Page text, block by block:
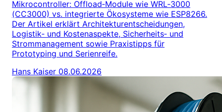
Mikrocontroller: Offload‑Module wie WRL‑3000
(CC3000) vs. integrierte Ökosysteme wie ESP8266.
Der Artikel erklärt Architekturentscheidungen,
Logistik‑ und Kostenaspekte, Sicherheits‑ und
Strommanagement sowie Praxistipps für
Prototyping und Serienreife.
Hans Kaiser 08.06.2026